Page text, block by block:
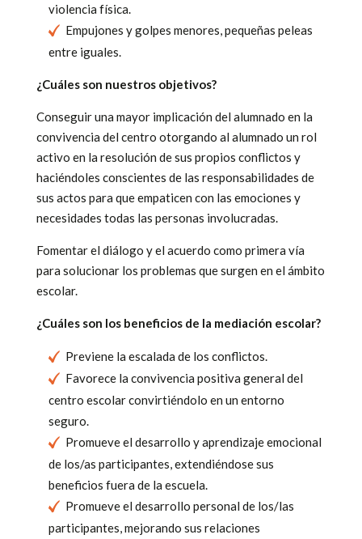
violencia física.
Empujones y golpes menores, pequeñas peleas
entre iguales.
¿Cuáles son nuestros objetivos?
Conseguir una mayor implicación del alumnado en la
convivencia del centro otorgando al alumnado un rol
activo en la resolución de sus propios conflictos y
haciéndoles conscientes de las responsabilidades de
sus actos para que empaticen con las emociones y
necesidades todas las personas involucradas.
Fomentar el diálogo y el acuerdo como primera vía
para solucionar los problemas que surgen en el ámbito
escolar.
¿Cuáles son los beneficios de la mediación escolar?
Previene la escalada de los conflictos.
Favorece la convivencia positiva general del
centro escolar convirtiéndolo en un entorno
seguro.
Promueve el desarrollo y aprendizaje emocional
de los/as participantes, extendiéndose sus
beneficios fuera de la escuela.
Promueve el desarrollo personal de los/las
participantes, mejorando sus relaciones